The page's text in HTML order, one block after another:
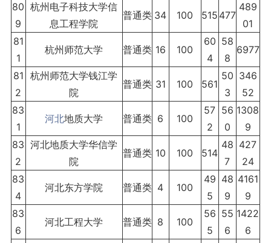
80
9
杭州电子科技大学信
息工程学院
普通类 34 100 515 477
489
01
81
1
杭州师范大学 普通类 16 100
60
4
58
8
6977
81
2
杭州师范大学钱江学
院
普通类 31 100 561
50
3
346
52
83
1
河北地质大学 普通类 6 100
57
2
56
0
1308
9
83
2
河北地质大学华信学
院
普通类 10 100 514
48
7
427
24
83
4
河北东方学院 普通类 4 100
49
5
48
9
4161
9
83
6
河北工程大学 普通类 8 100
56
5
55
6
1422
6